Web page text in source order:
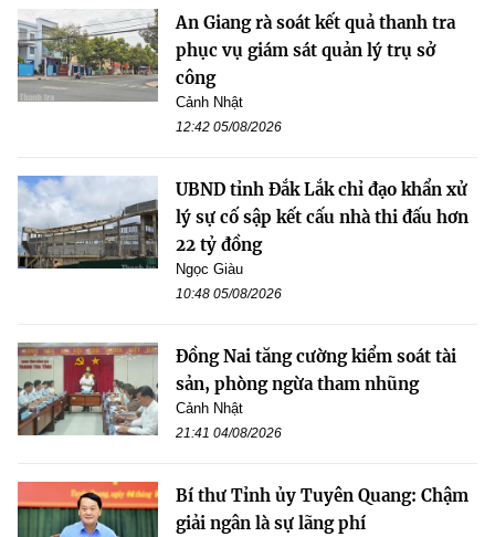
An Giang rà soát kết quả thanh tra
phục vụ giám sát quản lý trụ sở
công
Cảnh Nhật
12:42 05/08/2026
UBND tỉnh Đắk Lắk chỉ đạo khẩn xử
lý sự cố sập kết cấu nhà thi đấu hơn
22 tỷ đồng
Ngọc Giàu
10:48 05/08/2026
Đồng Nai tăng cường kiểm soát tài
sản, phòng ngừa tham nhũng
Cảnh Nhật
21:41 04/08/2026
Bí thư Tỉnh ủy Tuyên Quang: Chậm
giải ngân là sự lãng phí